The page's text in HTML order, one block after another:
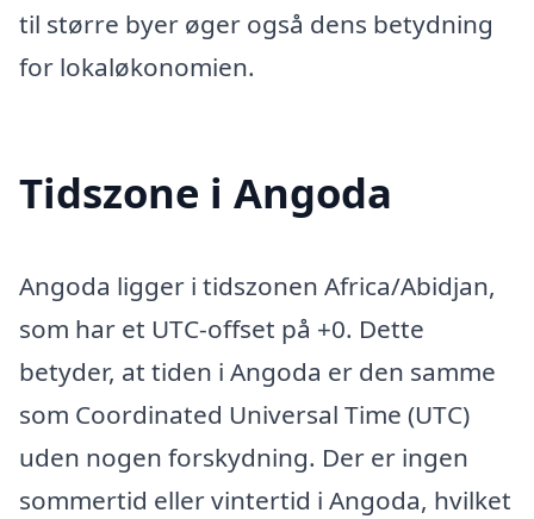
til større byer øger også dens betydning
for lokaløkonomien.
Tidszone i Angoda
Angoda ligger i tidszonen Africa/Abidjan,
som har et UTC-offset på +0. Dette
betyder, at tiden i Angoda er den samme
som Coordinated Universal Time (UTC)
uden nogen forskydning. Der er ingen
sommertid eller vintertid i Angoda, hvilket